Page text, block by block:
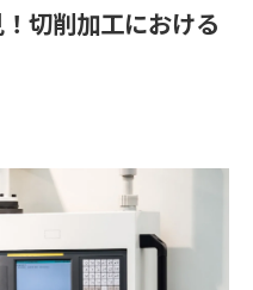
切削加工における